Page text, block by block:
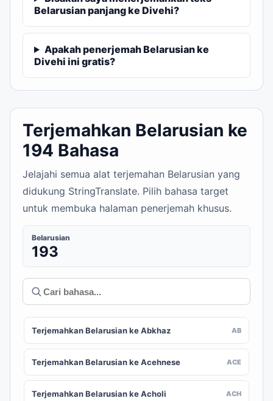
Belarusian panjang ke Divehi?
Apakah penerjemah Belarusian ke
Divehi ini gratis?
Terjemahkan Belarusian ke
194 Bahasa
Jelajahi semua alat terjemahan Belarusian yang
didukung StringTranslate. Pilih bahasa target
untuk membuka halaman penerjemah khusus.
Belarusian
193
Terjemahkan Belarusian ke Abkhaz AB
Terjemahkan Belarusian ke Acehnese ACE
Terjemahkan Belarusian ke Acholi ACH